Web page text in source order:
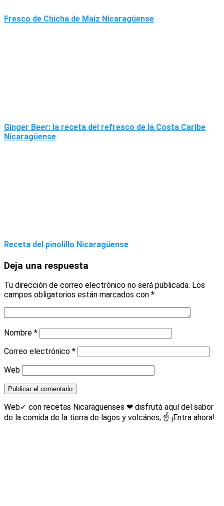
Fresco de Chicha de Maíz Nicaragüense
Ginger Beer: la receta del refresco de la Costa Caribe
Nicaragüense
Receta del pinolillo Nicaragüense
Deja una respuesta
Tu dirección de correo electrónico no será publicada. Los
campos obligatorios están marcados con *
Nombre *
Correo electrónico *
Web
Web✓ con recetas Nicaragüenses ❤ disfrutá aquí del sabor
de la comida de la tierra de lagos y volcánes, ☝ ¡Entra ahora!.